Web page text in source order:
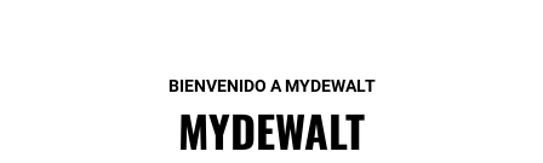
BIENVENIDO A MYDEWALT
MYDEWALT